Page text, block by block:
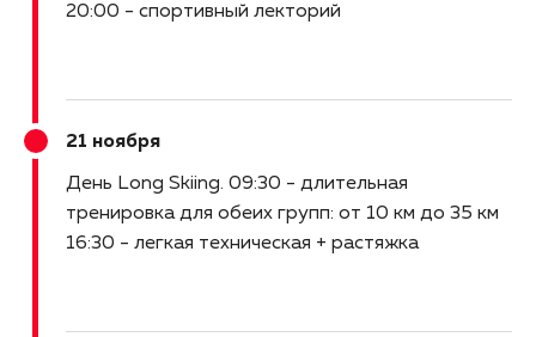
20:00 - спортивный лекторий
21 ноября
День Long Skiing 09:30 - длительная
тренировка для обеих групп: от 10 км до 35 км
16:30 - легкая техническая + растяжка